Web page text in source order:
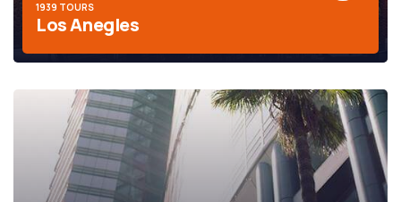
1939 TOURS
Los Anegles